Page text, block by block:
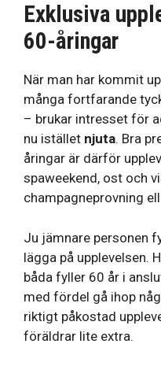
Exklusiva
60-åringar
När man har kommit
många fortfarande
– brukar intresset för
nu istället njuta. Bra
åringar är därför
spaweekend, ost och
champagneprovning
Ju jämnare personen
lägga på upplevelsen.
båda fyller 60 år i
med fördel gå ihop
riktigt påkostad
föräldrar lite extra.